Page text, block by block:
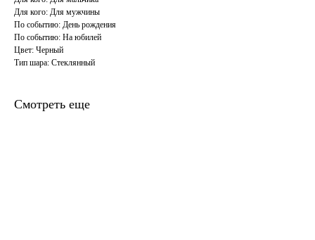
Для кого: Для мужчины
По событию: День рождения
По событию: На юбилей
Цвет: Черный
Тип шара: Стеклянный
Смотреть еще